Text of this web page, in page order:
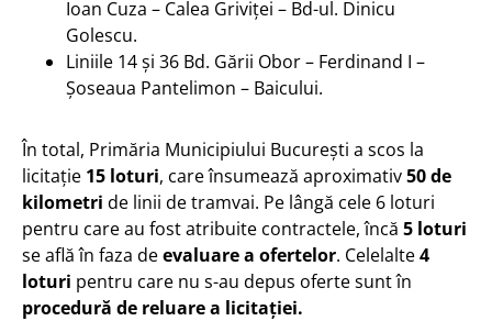
Ioan Cuza – Calea Griviței – Bd-ul. Dinicu
Golescu.
Liniile 14 și 36 Bd. Gării Obor – Ferdinand I –
Șoseaua Pantelimon – Baicului.
În total, Primăria Municipiului București a scos la
licitație 15 loturi, care însumează aproximativ50 de
kilometri de linii de tramvai. Pe lângă cele 6 loturi
pentru care au fost atribuite contractele, încă 5 loturi
se află în faza deevaluare a ofertelor. Celelalte4
loturi pentru care nu s-au depus oferte sunt în
procedură de reluare a licitației.